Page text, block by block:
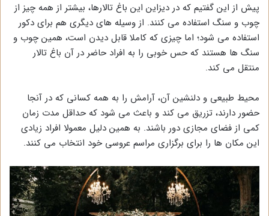
پیش از این گفتیم که در دیزاین این باغ تالارها، بیشتر از همه چیز از
چوب و سنگ استفاده می کنند. از وسیله های دیگری هم برای دکور
استفاده می شود؛ اما چیزی که کاملا قابل دیدن است، همین چوب و
سنگ ها هستند که حس خوبی را به افراد حاضر در آن باغ تالار
منتقل می کند.
محیط طبیعی و دلنشین آن، آرامش را به همه کسانی که در آنجا
حضور دارند، تزریق می کند و باعث می شود که حداقل مدت زمان
کمی از فضای مجازی دور باشند. به همین دلیل معمولا افراد زیادی
این مکان ها را برای برگزاری مراسم عروسی خود انتخاب می کنند.